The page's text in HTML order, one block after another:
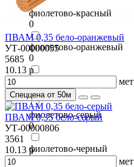
фиолетово-красный
0
фиолетово-оранжевый
0
0
фиолетово-серый
0
фиолетово-черный
0
ПВАМ 0,35 бело-оранжевый
УТ-00000055
5685
10.13 р
Спеццена от 50м
ПВАМ 0,35 бело-серый
УТ-00000806
3561
10.13 р